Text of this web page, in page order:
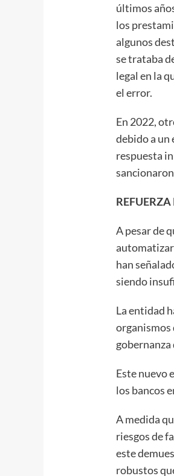
últimos
los
algunos
se trataba
legal en la
el error.
En 2022,
debido a un
respuesta
A pesar de
han
siendo
La entidad
organismos
gobernanza
Este nuevo
los bancos
A medida
riesgos de
este
robustos